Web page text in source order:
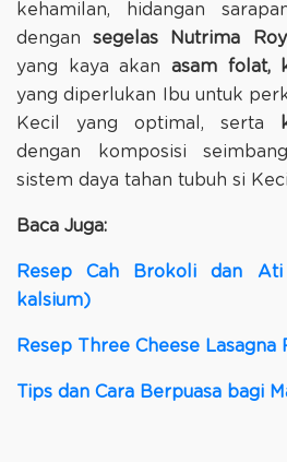
kehamilan, hidangan
dengansegelas Nutrima
yang kaya akan asam folat,
yang diperlukan Ibu untuk
Kecil yang optimal, serta
dengan komposisi
sistem daya tahan tubuh si
Baca Juga:
Resep Cah Brokoli dan
kalsium)
Resep Three Cheese Lasagna
Tips dan Cara Berpuasa bagi